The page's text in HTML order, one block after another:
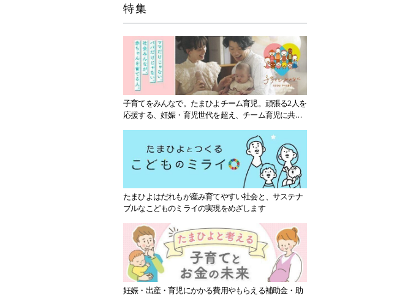
特集
子育てをみんなで。たまひよチーム育児。頑張る2人を
応援する、妊娠・育児世代を超え、チーム育児に共感
たまひよはだれもが産み育てやすい社会と、サステナ
ブルなこどものミライの実現をめざします
妊娠・出産・育児にかかる費用やもらえる補助金・助